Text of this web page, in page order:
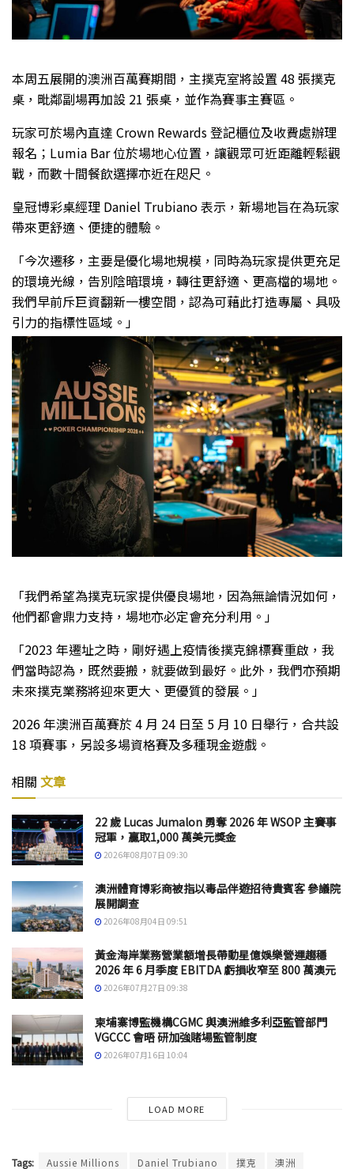
本周五展開的澳洲百萬賽期間，主撲克室將設置 48 張撲克
桌，毗鄰副場再加設 21 張桌，並作為賽事主賽區。
玩家可於場內直達 Crown Rewards 登記櫃位及收費處辦理
報名；Lumia Bar 位於場地心位置，讓觀眾可近距離輕鬆觀
戰，而數十間餐飲選擇亦近在咫尺。
皇冠博彩桌經理 Daniel Trubiano 表示，新場地旨在為玩家
帶來更舒適、便捷的體驗。
「今次遷移，主要是優化場地規模，同時為玩家提供更充足
的環境光線，告別陰暗環境，轉往更舒適、更高檔的場地。
我們早前斥巨資翻新一樓空間，認為可藉此打造專屬、具吸
引力的指標性區域。」
「我們希望為撲克玩家提供優良場地，因為無論情況如何，
他們都會鼎力支持，場地亦必定會充分利用。」
「2023 年遷址之時，剛好遇上疫情後撲克錦標賽重啟，我
們當時認為，既然要搬，就要做到最好。此外，我們亦預期
未來撲克業務將迎來更大、更優質的發展。」
2026 年澳洲百萬賽於 4 月 24 日至 5 月 10 日舉行，合共設
18 項賽事，另設多場資格賽及多種現金遊戲。
相關 文章
22 歲 Lucas Jumalon 勇奪 2026 年 WSOP 主賽事
冠軍，贏取1,000 萬美元獎金
2026年08月07日 09:30
澳洲體育博彩商被指以毒品伴遊招待貴賓客 參議院
展開調查
2026年08月04日 09:51
黃金海岸業務營業額增長帶動星億娛樂營運趨穩
2026 年 6 月季度 EBITDA 虧損收窄至 800 萬澳元
2026年07月27日 09:38
柬埔寨博監機構CGMC 與澳洲維多利亞監管部門
VGCCC 會晤 研加強賭場監管制度
2026年07月16日 10:04
LOAD MORE
Tags: Aussie Millions Daniel Trubiano 撲克 澳洲